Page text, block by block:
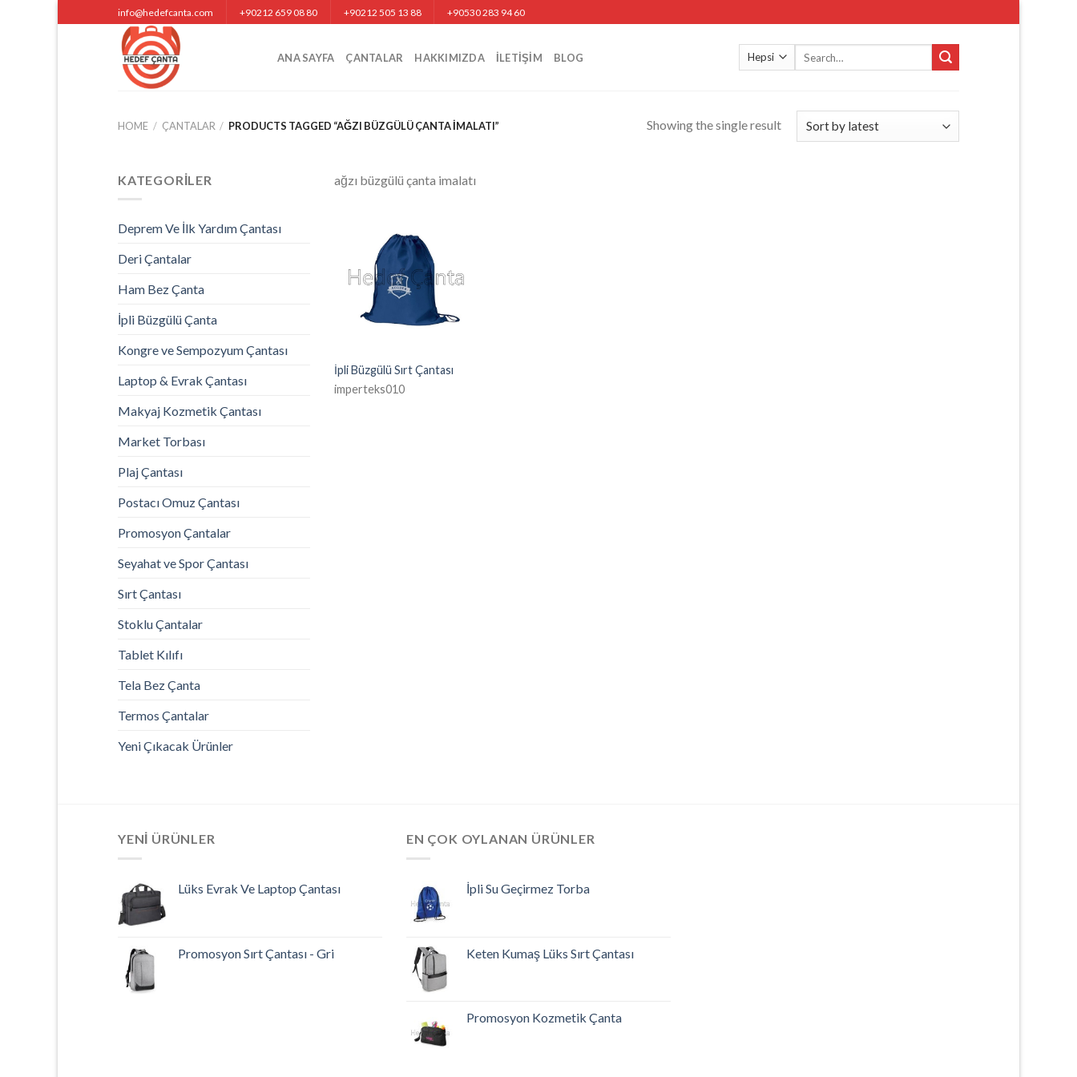
info@hedefcanta.com +90212 659 08 80 +90212 505 13 88 +90530 283 94 60
ANA SAYFA ÇANTALAR HAKKIMIZDA İLETIŞIM BLOG
Search
HOME / ÇANTALAR / PRODUCTS TAGGED “AĞZI BÜZGÜLÜ ÇANTA IMALATI” Showing the single result
KATEGORILER
Deprem Ve İlk Yardım Çantası
Deri Çantalar
Ham Bez Çanta
İpli Büzgülü Çanta
Kongre ve Sempozyum Çantası
Laptop & Evrak Çantası
Makyaj Kozmetik Çantası
Market Torbası
Plaj Çantası
Postacı Omuz Çantası
Promosyon Çantalar
Seyahat ve Spor Çantası
Sırt Çantası
Stoklu Çantalar
Tablet Kılıfı
Tela Bez Çanta
Termos Çantalar
Yeni Çıkacak Ürünler
ağzı büzgülü çanta imalatı
İpli Büzgülü Sırt Çantası
imperteks010
YENI ÜRÜNLER
Lüks Evrak Ve Laptop Çantası
Promosyon Sırt Çantası - Gri
EN ÇOK OYLANAN ÜRÜNLER
İpli Su Geçirmez Torba
Keten Kumaş Lüks Sırt Çantası
Promosyon Kozmetik Çanta